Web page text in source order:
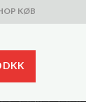
KØB
DKK